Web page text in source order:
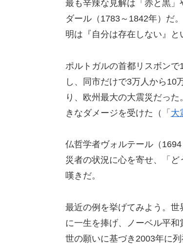
最も辛辣な見解は「赤と黒
ダール（1783～1842年）だ
明は『自分は存在しない』と
ポルトガルの首都リスボン
し、同市だけで3万人から10
り、欧州最大の大震災だっ
きなダメージを受けた（「 大
仏哲学者ヴォルテール（
災者の状況に心を寄せ、「
嘆きだ。
最近の例を挙げてみよう。
に一生を捧げ、ノーベル平
世の願いに基づき2003年に